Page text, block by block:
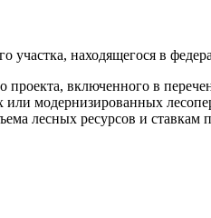
находящегося в
проекта, включенного в
или модернизированных
лесных ресурсов и ставкам